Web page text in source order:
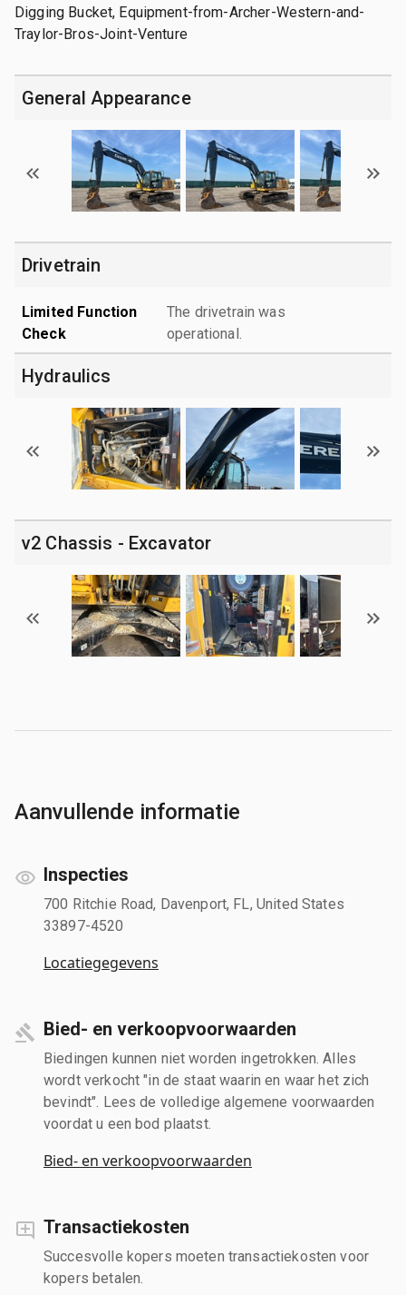
Digging Bucket, Equipment-from-Archer-Western-and-
Traylor-Bros-Joint-Venture
General Appearance
Drivetrain
Limited Function
Check
The drivetrain was
operational.
Hydraulics
v2 Chassis - Excavator
Aanvullende informatie
Inspecties
700 Ritchie Road, Davenport, FL, United States
33897-4520
Locatiegegevens
Bied- en verkoopvoorwaarden
Biedingen kunnen niet worden ingetrokken. Alles
wordt verkocht "in de staat waarin en waar het zich
bevindt". Lees de volledige algemene voorwaarden
voordat u een bod plaatst.
Bied- en verkoopvoorwaarden
Transactiekosten
Succesvolle kopers moeten transactiekosten voor
kopers betalen.